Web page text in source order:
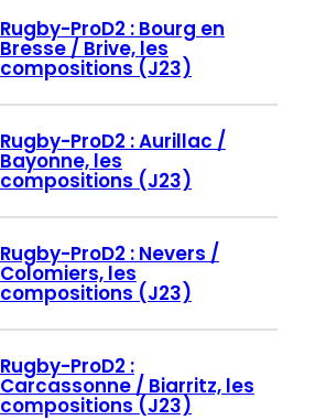
Rugby-ProD2 : Bourg en
Bresse / Brive, les
compositions (J23)
Rugby-ProD2 : Aurillac /
Bayonne, les
compositions (J23)
Rugby-ProD2 : Nevers /
Colomiers, les
compositions (J23)
Rugby-ProD2 :
Carcassonne / Biarritz, les
compositions (J23)